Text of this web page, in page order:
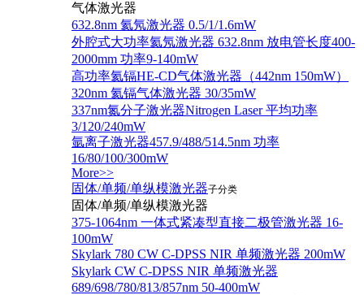
气体激光器
632.8nm 氦氖激光器 0.5/1/1.6mW
外腔式大功率氦氖激光器 632.8nm 放电管长度400-
2000mm 功率9-140mW
高功率氦镉HE-CD气体激光器（442nm 150mW）
320nm 氦镉气体激光器 30/35mW
337nm氮分子激光器Nitrogen Laser 平均功率
3/120/240mW
氩离子激光器457.9/488/514.5nm 功率
16/80/100/300mW
More>>
固体/单频/单纵模激光器子分类
固体/单频/单纵模激光器
375-1064nm 一体式紧凑型直接二极管激光器 16-
100mW
Skylark 780 CW C-DPSS NIR 单频激光器 200mW
Skylark CW C-DPSS NIR 单频激光器
689/698/780/813/857nm 50-400mW